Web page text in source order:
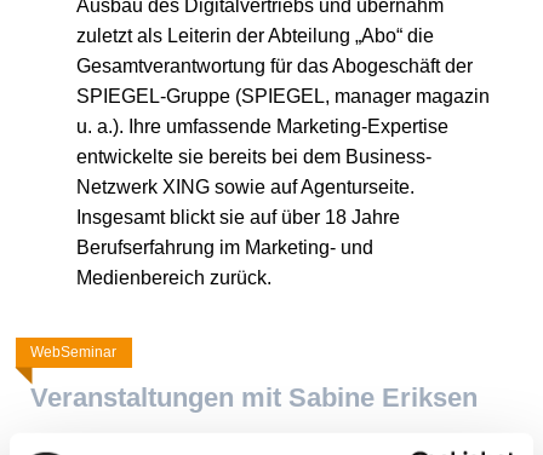
Ausbau des Digitalvertriebs und übernahm
zuletzt als Leiterin der Abteilung „Abo“ die
Gesamtverantwortung für das Abogeschäft der
SPIEGEL-Gruppe (SPIEGEL, manager magazin
u. a.). Ihre umfassende Marketing-Expertise
entwickelte sie bereits bei dem Business-
Netzwerk XING sowie auf Agenturseite.
Insgesamt blickt sie auf über 18 Jahre
Berufserfahrung im Marketing- und
Medienbereich zurück.
Veranstaltungen mit Sabine Eriksen
WebSeminar